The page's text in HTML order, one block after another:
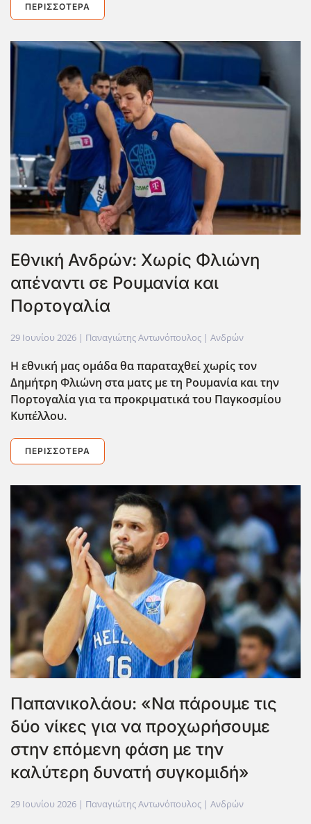
ΠΕΡΙΣΣΌΤΕΡΑ
Εθνική Ανδρών: Χωρίς Φλιώνη
απέναντι σε Ρουμανία και
Πορτογαλία
29 Ιουνίου 2026 | Παναγιώτης Αντωνόπουλος | Ανδρών
Η εθνική μας ομάδα θα παραταχθεί χωρίς τον
Δημήτρη Φλιώνη στα ματς με τη Ρουμανία και την
Πορτογαλία για τα προκριματικά του Παγκοσμίου
Κυπέλλου.
ΠΕΡΙΣΣΌΤΕΡΑ
Παπανικολάου: «Να πάρουμε τις
δύο νίκες για να προχωρήσουμε
στην επόμενη φάση με την
καλύτερη δυνατή συγκομιδή»
29 Ιουνίου 2026 | Παναγιώτης Αντωνόπουλος | Ανδρών